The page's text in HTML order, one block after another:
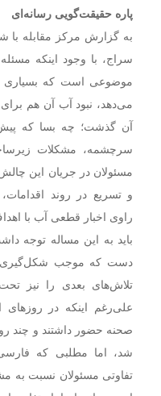
پاره حقیقت‌گویی رسانه‌ای
به گزارش مرکز مقابله با
سراج، با وجود اینکه
موضوعی است که بسیاری
می‌دهد، نبود آب آن هم
آن گذشت؛ چه بسا که
سرچشمه، مشکلات
مسئولان در جریان این
و تسریع در روند
راوی اخبار قطعی آب با
باید به این مساله توجه
دست که موجب
تلاش‌های بعدی را نیز
علی‌رغم اینکه در
صحنه حضور داشتند و چند
شد، اما مطلبی که
تفاوتی مسئولان نسبت به